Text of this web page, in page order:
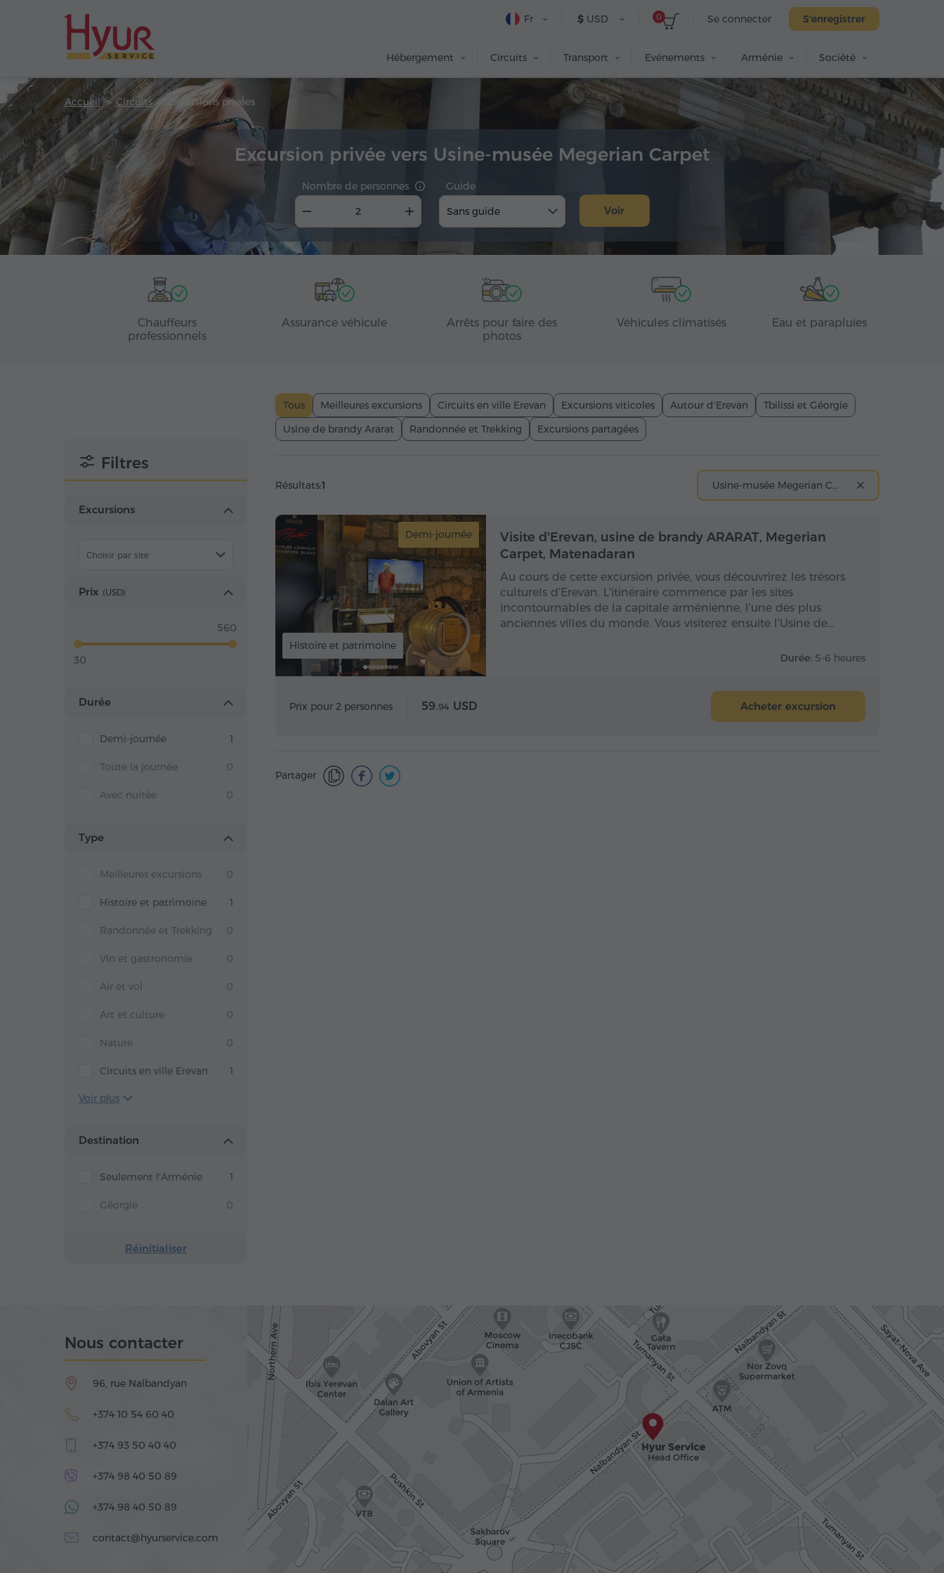
Se connecter S'enregistrer
0
$ USD
Fr
Hébergement Circuits Transport Evénements Arménie Société
Accueil Circuits Excursions privées
Excursion privée vers Usine-musée Megerian Carpet
Nombre de personnes
Guide
Sans guide
Voir
Chauffeurs
professionnels
Assurance véhicule
Arrêts pour faire des
photos
Véhicules climatisés Eau et parapluies
Filtres
Excursions
Choisir par site
Prix (USD)
30
560
Durée
Demi-journée 1
Toute la journée 0
Avec nuitée 0
Type
Meilleures excursions 0
Histoire et patrimoine 1
Randonnée et Trekking 0
Vin et gastronomie 0
Air et vol 0
Art et culture 0
Nature 0
Circuits en ville Erevan 1
Voir plus
Destination
Seulement l'Arménie 1
Géorgie 0
Réinitialiser
Tous Meilleures excursions Circuits en ville Erevan Excursions viticoles Autour d'Erevan
Tbilissi et Géorgie
Usine de brandy Ararat
Randonnée et Trekking Excursions partagées
Résultats:1 Usine-musée Megerian Carpet
Demi-journée Demi-journée
Histoire et patrimoine
Visite d'Erevan, usine de brandy ARARAT, Megerian
Carpet, Matenadaran
Au cours de cette excursion privée, vous découvrirez les trésors
culturels d'Erevan. L'itinéraire commence par les sites
incontournables de la capitale arménienne, l'une des plus
anciennes villes du monde. Vous visiterez ensuite l'Usine de…
Durée: 5-6 heures
Prix pour 2 personnes 59.94 USD Acheter excursion
Partager
Nous contacter
96, rue Nalbandyan
+374 10 54 60 40
+374 93 50 40 40
+374 98 40 50 89
+374 98 40 50 89
contact@hyurservice.com